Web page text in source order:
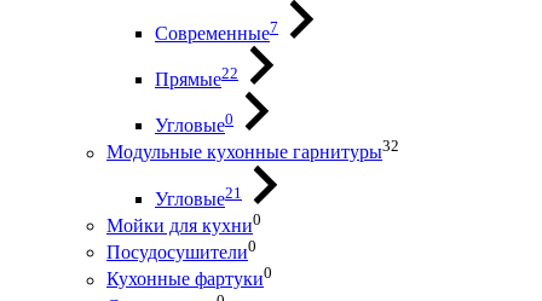
Современные7
Прямые22
Угловые0
Модульные кухонные гарнитуры32
Угловые21
Мойки для кухни0
Посудосушители0
Кухонные фартуки0